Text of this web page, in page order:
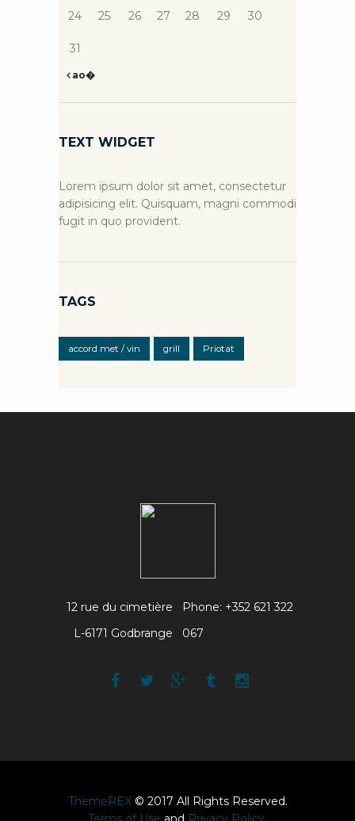
24 25 26 27 28 29 30
31
ao�
TEXT WIDGET
Lorem ipsum dolor sit amet, consectetur
adipisicing elit. Quisquam, magni commodi
fugit in quo provident.
TAGS
accord met / vin grill Priotat
Phone: +352 621 322
067
12 rue du cimetière
L-6171 Godbrange
ThemeREX© 2017 All Rights Reserved.